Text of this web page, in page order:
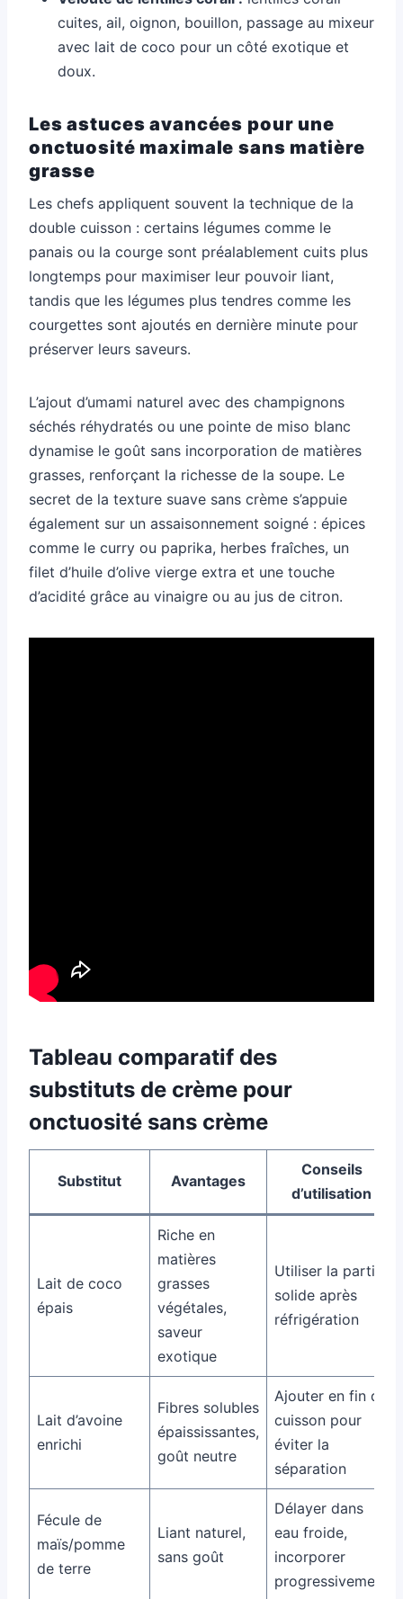
cuites, ail, oignon, bouillon, passage au mixeur
avec lait de coco pour un côté exotique et
doux.
Les astuces avancées pour une
onctuosité maximale sans matière
grasse
Les chefs appliquent souvent la technique de la
double cuisson : certains légumes comme le
panais ou la courge sont préalablement cuits plus
longtemps pour maximiser leur pouvoir liant,
tandis que les légumes plus tendres comme les
courgettes sont ajoutés en dernière minute pour
préserver leurs saveurs.
L’ajout d’umami naturel avec des champignons
séchés réhydratés ou une pointe de miso blanc
dynamise le goût sans incorporation de matières
grasses, renforçant la richesse de la soupe. Le
secret de la texture suave sans crème s’appuie
également sur un assaisonnement soigné : épices
comme le curry ou paprika, herbes fraîches, un
filet d’huile d’olive vierge extra et une touche
d’acidité grâce au vinaigre ou au jus de citron.
Tableau comparatif des
substituts de crème pour
onctuosité sans crème
Substitut Avantages
Conseils
d’utilisation
Lait de coco
épais
Riche en
matières
grasses
végétales,
saveur
exotique
Utiliser la partie
solide après
réfrigération
Lait d’avoine
enrichi
Fibres solubles
épaississantes,
goût neutre
Ajouter en fin de
cuisson pour
éviter la
séparation
Fécule de
maïs/pomme
de terre
Liant naturel,
sans goût
Délayer dans
eau froide,
incorporer
progressivement